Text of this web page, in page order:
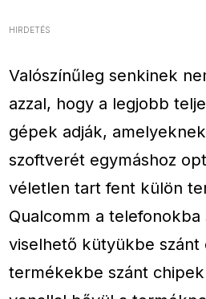
HIRDETÉS
Valószínűleg senkinek
azzal, hogy a legjobb
gépek adják,
szoftverét egymáshoz
véletlen tart fent külön
Qualcomm a
viselhető kütyükbe szánt
termékekbe szánt